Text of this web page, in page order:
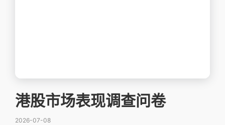
港股市场表现调查问卷
2026-07-08